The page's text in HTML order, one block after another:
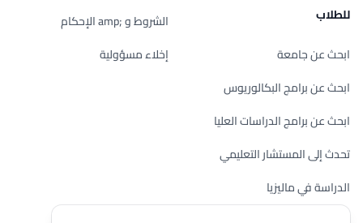
للطلاب
ابحث عن جامعة
ابحث عن برامج البكالوريوس
ابحث عن برامج الدراسات العليا
تحدث إلى المستشار التعليمي
الدراسة في ماليزيا
الشروط و ;amp الإحكام
إخلاء مسؤولية